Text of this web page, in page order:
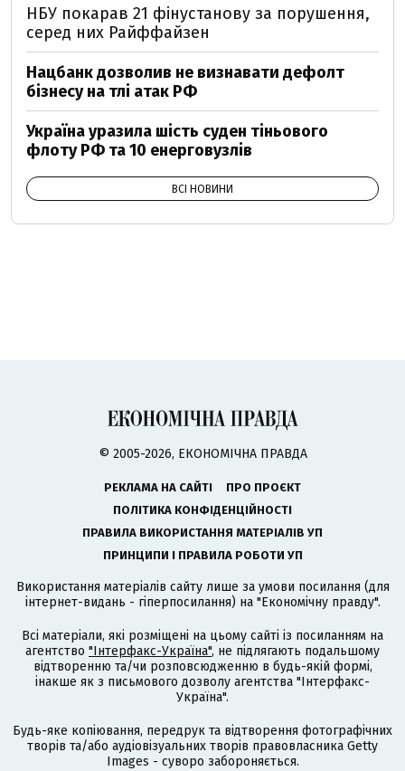
НБУ покарав 21 фінустанову за порушення,
серед них Райффайзен
Нацбанк дозволив не визнавати дефолт
бізнесу на тлі атак РФ
Україна уразила шість суден тіньового
флоту РФ та 10 енерговузлів
ВСІ НОВИНИ
© 2005-2026, ЕКОНОМІЧНА ПРАВДА
РЕКЛАМА НА САЙТІ
ПРО ПРОЄКТ
ПОЛІТИКА КОНФІДЕНЦІЙНОСТІ
ПРАВИЛА ВИКОРИСТАННЯ МАТЕРІАЛІВ УП
ПРИНЦИПИ І ПРАВИЛА РОБОТИ УП
Використання матеріалів сайту лише за умови посилання (для
інтернет-видань - гіперпосилання) на "Економічну правду".
Всі матеріали, які розміщені на цьому сайті із посиланням на
агентство "Інтерфакс-Україна", не підлягають подальшому
відтворенню та/чи розповсюдженню в будь-якій формі,
інакше як з письмового дозволу агентства "Інтерфакс-
Україна".
Будь-яке копіювання, передрук та відтворення фотографічних
творів та/або аудіовізуальних творів правовласника Getty
Images - суворо забороняється.